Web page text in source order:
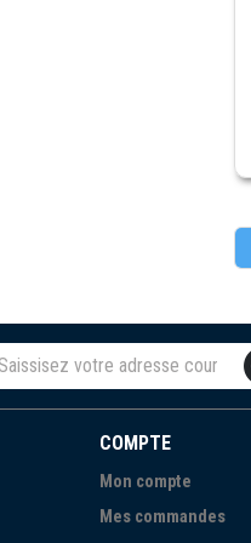
COMPTE
Mon compte
Mes commandes